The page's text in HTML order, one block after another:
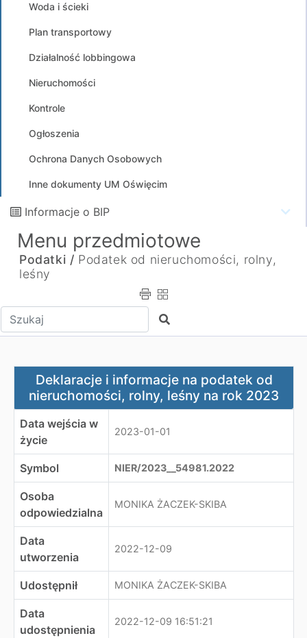
Woda i ścieki
Plan transportowy
Działalność lobbingowa
Nieruchomości
Kontrole
Ogłoszenia
Ochrona Danych Osobowych
Inne dokumenty UM Oświęcim
Informacje o BIP
Menu przedmiotowe
Podatki / Podatek od nieruchomości, rolny,
leśny
Wpisz tekst do wyszukania Szukaj
Deklaracje i informacje na podatek od nieruchomości,
Deklaracje i informacje na podatek od
nieruchomości, rolny, leśny na rok 2023
Data wejścia w
życie
2023-01-01
Symbol NIER/2023__54981.2022
Osoba
odpowiedzialna
MONIKA ŻACZEK-SKIBA
Data
utworzenia
2022-12-09
Udostępnił MONIKA ŻACZEK-SKIBA
Data
udostępnienia
2022-12-09 16:51:21